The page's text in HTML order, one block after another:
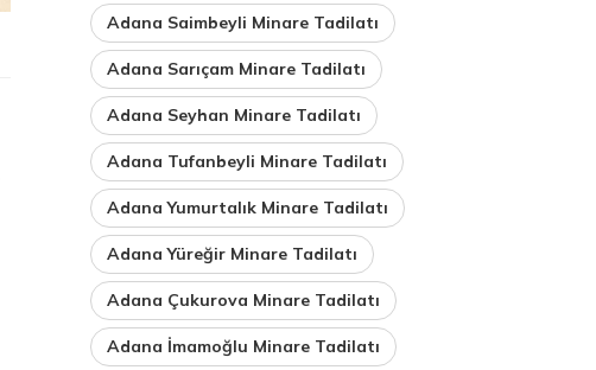
Adana Saimbeyli Minare Tadilatı
Adana Sarıçam Minare Tadilatı
Adana Seyhan Minare Tadilatı
Adana Tufanbeyli Minare Tadilatı
Adana Yumurtalık Minare Tadilatı
Adana Yüreğir Minare Tadilatı
Adana Çukurova Minare Tadilatı
Adana İmamoğlu Minare Tadilatı